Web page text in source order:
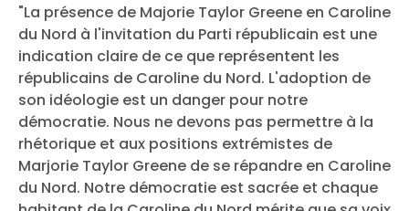
"La présence de Majorie Taylor Greene en Caroline
du Nord à l'invitation du Parti républicain est une
indication claire de ce que représentent les
républicains de Caroline du Nord. L'adoption de
son idéologie est un danger pour notre
démocratie. Nous ne devons pas permettre à la
rhétorique et aux positions extrémistes de
Marjorie Taylor Greene de se répandre en Caroline
du Nord. Notre démocratie est sacrée et chaque